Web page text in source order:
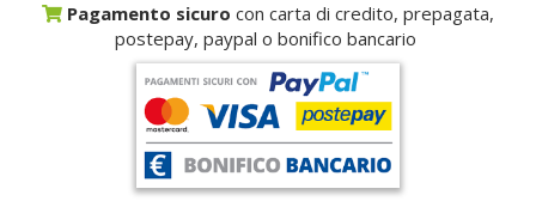
Pagamento sicuro con carta di credito, prepagata,
postepay, paypal o bonifico bancario